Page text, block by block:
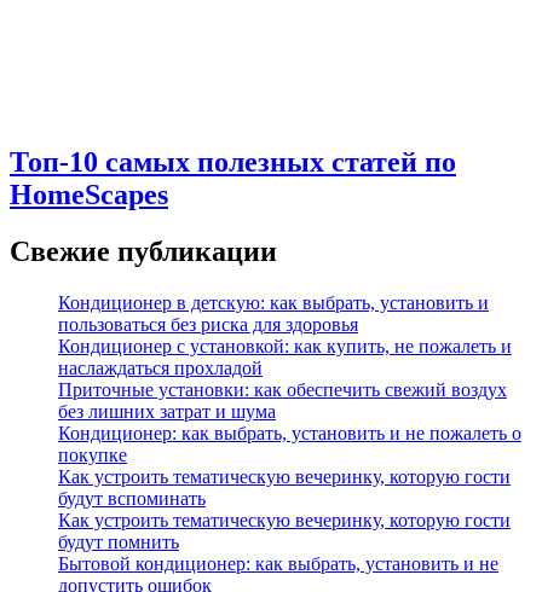
Топ-10 самых полезных статей по
HomeScapes
Свежие публикации
Кондиционер в детскую: как выбрать, установить и
пользоваться без риска для здоровья
Кондиционер с установкой: как купить, не пожалеть и
наслаждаться прохладой
Приточные установки: как обеспечить свежий воздух
без лишних затрат и шума
Кондиционер: как выбрать, установить и не пожалеть о
покупке
Как устроить тематическую вечеринку, которую гости
будут вспоминать
Как устроить тематическую вечеринку, которую гости
будут помнить
Бытовой кондиционер: как выбрать, установить и не
допустить ошибок